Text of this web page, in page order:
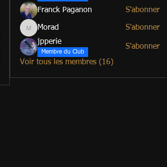
Franck Paganon S'abonner
Morad
Morad
S'abonner
jpperie
Membre du Club
S'abonner
Voir tous les membres (16)